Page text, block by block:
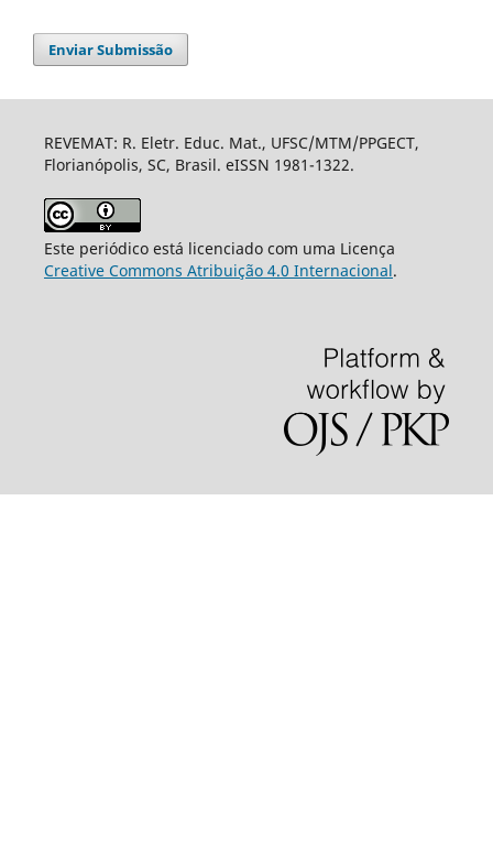
Enviar Submissão
REVEMAT: R. Eletr. Educ. Mat., UFSC/MTM/PPGECT,
Florianópolis, SC, Brasil. eISSN 1981-1322.
Este periódico está licenciado com uma Licença
Creative Commons Atribuição 4.0 Internacional.